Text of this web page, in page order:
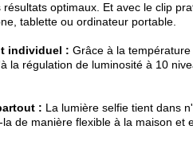
optimaux. Et avec le clip
tablette ou ordinateur portable.
individuel : Grâce à la
la régulation de luminosité à 10
: La lumière selfie tient dans
de manière flexible à la maison et